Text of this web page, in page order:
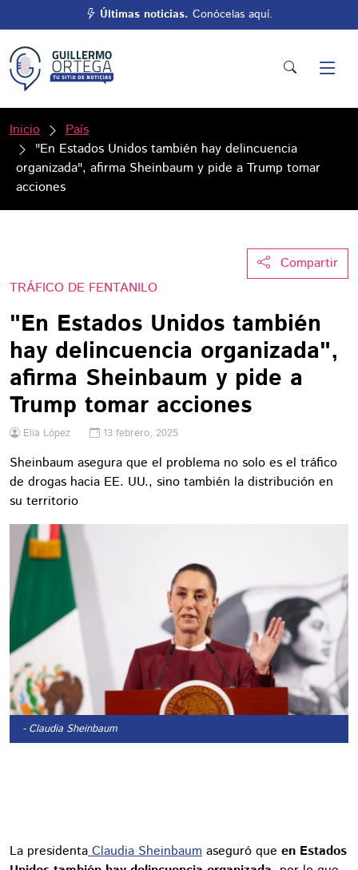
Últimas noticias. Conócelas aquí.
Inicio
País
"En Estados Unidos también hay delincuencia
organizada", afirma Sheinbaum y pide a Trump tomar
acciones
Compartir
TRÁFICO DE FENTANILO
"En Estados Unidos también
hay delincuencia organizada",
afirma Sheinbaum y pide a
Trump tomar acciones
Elia López 13 febrero, 2025
Sheinbaum asegura que el problema no solo es el tráfico
de drogas hacia EE. UU., sino también la distribución en
su territorio
- Claudia Sheinbaum
La presidenta Claudia Sheinbaum aseguró que en Estados